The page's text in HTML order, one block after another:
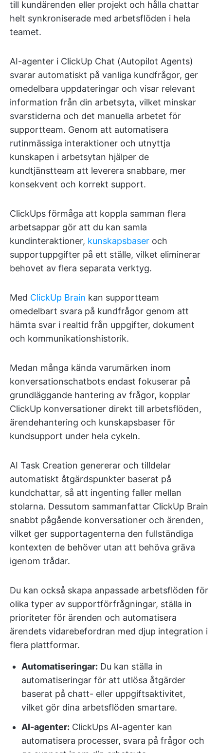
till kundärenden eller projekt och hålla chattar
helt synkroniserade med arbetsflöden i hela
teamet.
AI-agenter i ClickUp Chat (Autopilot Agents)
svarar automatiskt på vanliga kundfrågor, ger
omedelbara uppdateringar och visar relevant
information från din arbetsyta, vilket minskar
svarstiderna och det manuella arbetet för
supportteam. Genom att automatisera
rutinmässiga interaktioner och utnyttja
kunskapen i arbetsytan hjälper de
kundtjänstteam att leverera snabbare, mer
konsekvent och korrekt support.
ClickUps förmåga att koppla samman flera
arbetsappar gör att du kan samla
kundinteraktioner, kunskapsbaser och
supportuppgifter på ett ställe, vilket eliminerar
behovet av flera separata verktyg.
Med ClickUp Brain kan supportteam
omedelbart svara på kundfrågor genom att
hämta svar i realtid från uppgifter, dokument
och kommunikationshistorik.
Medan många kända varumärken inom
konversationschatbots endast fokuserar på
grundläggande hantering av frågor, kopplar
ClickUp konversationer direkt till arbetsflöden,
ärendehantering och kunskapsbaser för
kundsupport under hela cykeln.
AI Task Creation genererar och tilldelar
automatiskt åtgärdspunkter baserat på
kundchattar, så att ingenting faller mellan
stolarna. Dessutom sammanfattar ClickUp Brain
snabbt pågående konversationer och ärenden,
vilket ger supportagenterna den fullständiga
kontexten de behöver utan att behöva gräva
igenom trådar.
Du kan också skapa anpassade arbetsflöden för
olika typer av supportförfrågningar, ställa in
prioriteter för ärenden och automatisera
ärendets vidarebefordran med djup integration i
flera plattformar.
Automatiseringar: Du kan ställa in
automatiseringar för att utlösa åtgärder
baserat på chatt- eller uppgiftsaktivitet,
vilket gör dina arbetsflöden smartare.
AI-agenter: ClickUps AI-agenter kan
automatisera processer, svara på frågor och